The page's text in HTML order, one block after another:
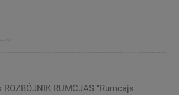
RUMCJAS "Rumcajs"